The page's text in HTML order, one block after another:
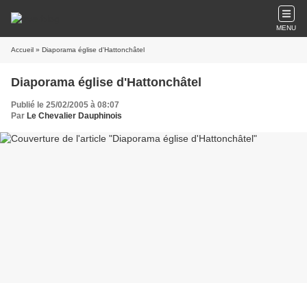
MENU
Accueil » Diaporama église d'Hattonchâtel
Diaporama église d'Hattonchâtel
Publié le 25/02/2005 à 08:07
Par Le Chevalier Dauphinois